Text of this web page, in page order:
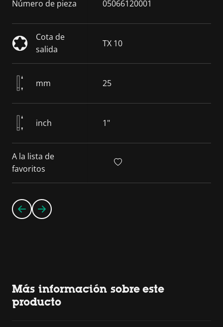
Número de pieza 05066120001
Cota de
salida
TX 10
mm 25
inch 1"
A la lista de
favoritos
Más información sobre este
producto